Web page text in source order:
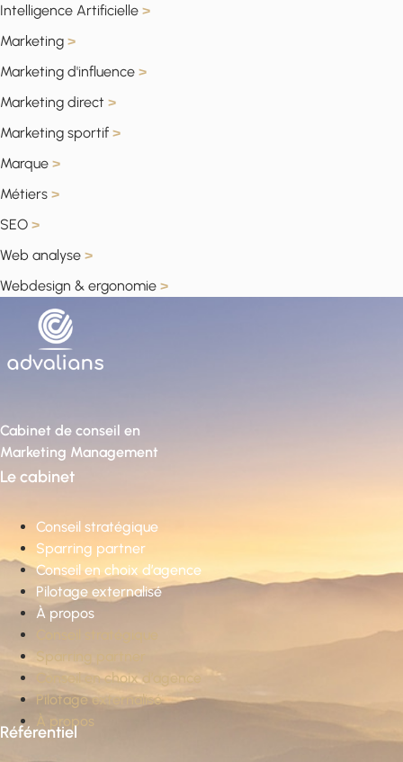
Intelligence Artificielle >
Marketing >
Marketing d'influence >
Marketing direct >
Marketing sportif >
Marque >
Métiers >
SEO >
Web analyse >
Webdesign & ergonomie >
Cabinet de conseil en
Marketing Management
Le cabinet
Conseil stratégique
Sparring partner
Conseil en choix d’agence
Pilotage externalisé
À propos
Conseil stratégique
Sparring partner
Conseil en choix d’agence
Pilotage externalisé
À propos
Référentiel